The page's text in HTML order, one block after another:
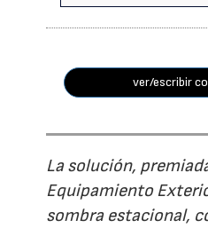
ver/escribir
La solución,
Equipamiento
sombra estacional,